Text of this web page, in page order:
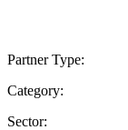
Partner Type:
Category:
Sector: